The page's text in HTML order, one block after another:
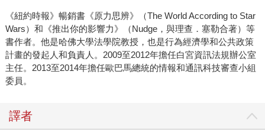
《紐約時報》暢銷書《原力思辨》（The World According to Star
Wars）和《推出你的影響力》（Nudge，與理查．塞勒合著）等
書作者。他是哈佛大學法學院教授，也是行為經濟學和公共政策
計畫的發起人和負責人。2009至2012年擔任白宮資訊法規辦公室
主任。2013至2014年擔任歐巴馬總統的情報和通訊科技審查小組
委員。
譯者